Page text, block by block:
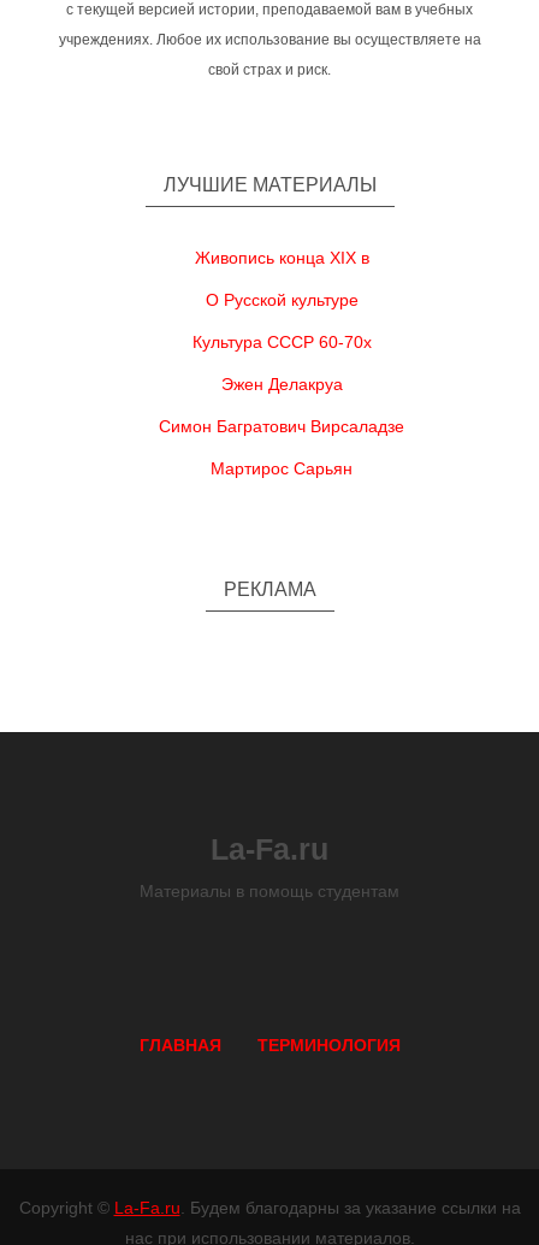
с текущей версией истории, преподаваемой вам в учебных
учреждениях. Любое их использование вы осуществляете на
свой страх и риск.
ЛУЧШИЕ МАТЕРИАЛЫ
Живопись конца XIX в
О Русской культуре
Культура СССР 60-70х
Эжен Делакруа
Симон Багратович Вирсаладзе
Мартирос Сарьян
РЕКЛАМА
La-Fa.ru
Материалы в помощь студентам
ГЛАВНАЯ ТЕРМИНОЛОГИЯ
Copyright © La-Fa.ru . Будем благодарны за указание ссылки на
нас при использовании материалов.